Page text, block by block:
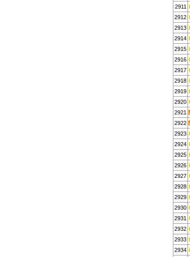
2911
2912
2913
2914
2915
2916
2917
2918
2919
2920
2921
2922
2923
2924
2925
2926
2927
2928
2929
2930
2931
2932
2933
2934